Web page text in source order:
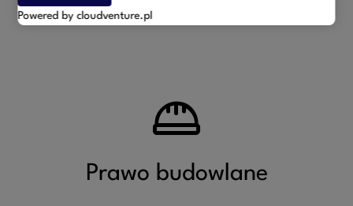
Prawo budowlane
Więcej
Powered by cloudventure.pl